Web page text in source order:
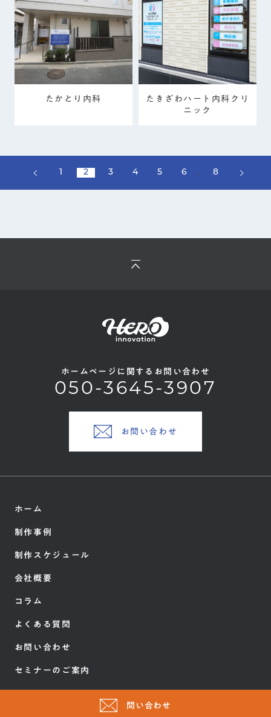
問い合わせ
たかとり内科
たきざわハート内科クリ
ニック
1 2 3 4 5 6 … 8
ホームページに関するお問い合わせ
050-3645-3907
お問い合わせ
ホーム
制作事例
制作スケジュール
会社概要
コラム
よくある質問
お問い合わせ
セミナーのご案内
Copyright ©HERO innovation